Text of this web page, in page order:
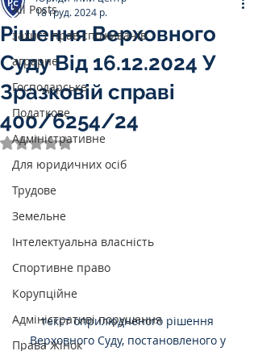
All Posts
захист прав споживачів
аграрне
Господарське
Податкове
Адміністративне
Для юридичних осіб
Трудове
Земельне
Інтелектуальна власність
Спортивне право
Корупційне
Адміністративі порушення
Права Жінок
Рішення Верховного
Суду Від 16.12.2024 У
Зразковій справі
400/6254/24
18 груд. 2024 р.
Оцінка: NaN з 5 зірок.
текст оприлюдненого рішення
Верховного Суду, постановленого у